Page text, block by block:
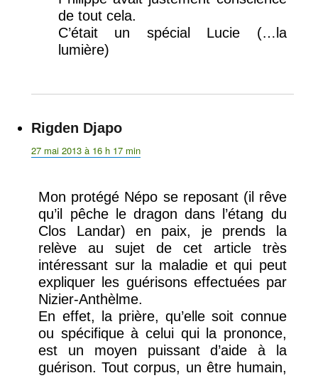
de tout cela.
C’était un spécial Lucie (…la
lumière)
Rigden Djapo
27 mai 2013 à 16 h 17 min
Mon protégé Népo se reposant (il rêve
qu’il pêche le dragon dans l’étang du
Clos Landar) en paix, je prends la
relève au sujet de cet article très
intéressant sur la maladie et qui peut
expliquer les guérisons effectuées par
Nizier-Anthèlme.
En effet, la prière, qu’elle soit connue
ou spécifique à celui qui la prononce,
est un moyen puissant d’aide à la
guérison. Tout corpus, un être humain,